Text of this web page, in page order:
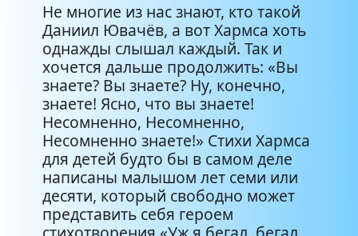
Не многие из нас знают, кто такой
Даниил Ювачёв, а вот Хармса хоть
однажды слышал каждый. Так и
хочется дальше продолжить: «Вы
знаете? Вы знаете? Ну, конечно,
знаете! Ясно, что вы знаете!
Несомненно, Несомненно,
Несомненно знаете!» Стихи Хармса
для детей будто бы в самом деле
написаны малышом лет семи или
десяти, который свободно может
представить себя героем